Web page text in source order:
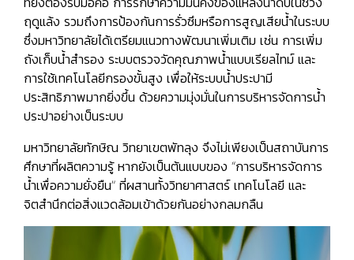
ฤดูแล้ง รวมถึงการป้องกันการรั่วซึมหรือการสูญเสียน้ำในระบบ
ซึ่งมหาวิทยาลัยได้เตรียมแนวทางพัฒนาเพิ่มเติม เช่น การเพิ่ม
ถังเก็บน้ำสำรอง ระบบตรวจวัดคุณภาพน้ำแบบเรียลไทม์ และ
การใช้เทคโนโลยีกรองขั้นสูง เพื่อให้ระบบน้ำประปามี
ประสิทธิภาพมากยิ่งขึ้น ด้วยความมุ่งมั่นในการบริหารจัดการน้ำ
ประปาอย่างเป็นระบบ
มหาวิทยาลัยทักษิณ วิทยาเขตพัทลุง จึงไม่เพียงเป็นสถาบันการ
ศึกษาที่ผลิตความรู้ หากยังเป็นต้นแบบของ “การบริหารจัดการ
น้ำเพื่อความยั่งยืน” ที่ผสานทั้งวิทยาศาสตร์ เทคโนโลยี และ
จิตสำนึกต่อสิ่งแวดล้อมเข้าด้วยกันอย่างกลมกลืน